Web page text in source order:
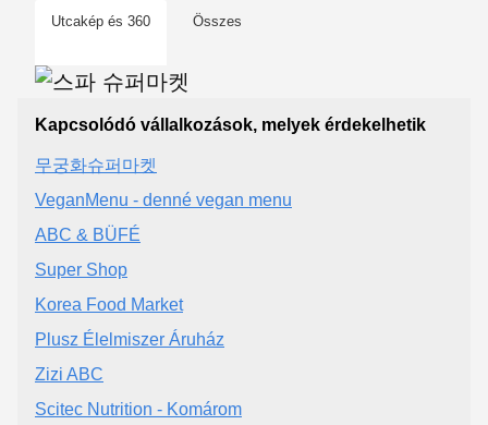
Utcakép és 360 Összes
Kapcsolódó vállalkozások, melyek érdekelhetik
무궁화슈퍼마켓
VeganMenu - denné vegan menu
ABC & BÜFÉ
Super Shop
Korea Food Market
Plusz Élelmiszer Áruház
Zizi ABC
Scitec Nutrition - Komárom